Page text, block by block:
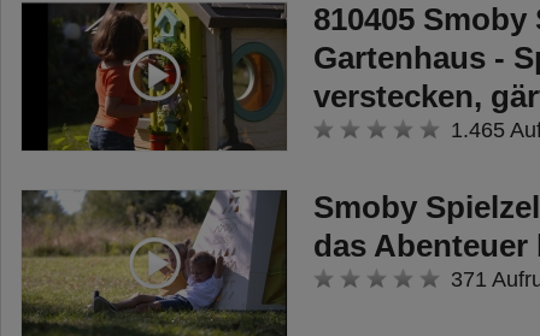
810405
Gartenhaus -
verstecken,
1.465
Smoby
das
371